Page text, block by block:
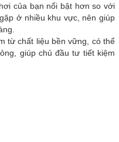
của bạn nổi bật hơn so với
ở nhiều khu vực, nên giúp
từ chất liệu bền vững, có thể
giúp chủ đầu tư tiết kiệm